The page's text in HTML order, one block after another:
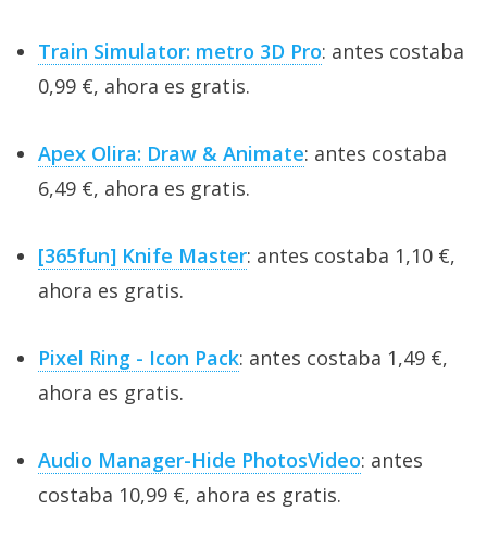
Train Simulator: metro 3D Pro: antes costaba
0,99 €, ahora es gratis.
Apex Olira: Draw & Animate: antes costaba
6,49 €, ahora es gratis.
[365fun] Knife Master: antes costaba 1,10 €,
ahora es gratis.
Pixel Ring - Icon Pack: antes costaba 1,49 €,
ahora es gratis.
Audio Manager-Hide PhotosVideo: antes
costaba 10,99 €, ahora es gratis.